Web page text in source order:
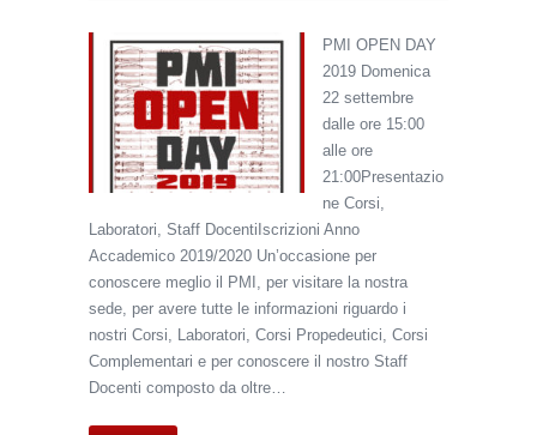
PMI OPEN DAY
2019 Domenica
22 settembre
dalle ore 15:00
alle ore
21:00Presentazio
ne Corsi,
Laboratori, Staff DocentiIscrizioni Anno
Accademico 2019/2020 Un’occasione per
conoscere meglio il PMI, per visitare la nostra
sede, per avere tutte le informazioni riguardo i
nostri Corsi, Laboratori, Corsi Propedeutici, Corsi
Complementari e per conoscere il nostro Staff
Docenti composto da oltre…